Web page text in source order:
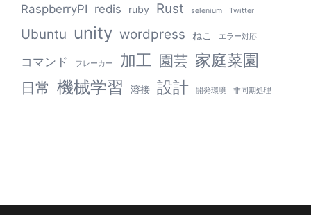
RaspberryPI redis ruby Rust selenium Twitter
Ubuntu unity wordpress ねこ エラー対応
コマンド フレーカー 加工 園芸 家庭菜園
日常 機械学習 溶接 設計 開発環境 非同期処理